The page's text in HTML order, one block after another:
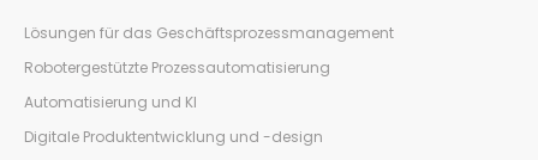
Lösungen für das Geschäftsprozessmanagement
Robotergestützte Prozessautomatisierung
Automatisierung und KI
Digitale Produktentwicklung und -design